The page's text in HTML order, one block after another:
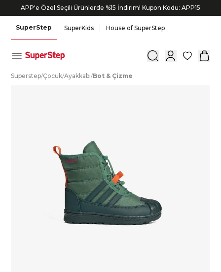
APP'e Özel Seçili Ürünlerde %15 İndirim! Kupon Kodu: APP15
Bonus kartlara özel vade farksız taksit seçenekleri!
SuperStep
SuperKids House of SuperStep
0
Superstep/Çocuk/Ayakkabı/Bot & Çizme